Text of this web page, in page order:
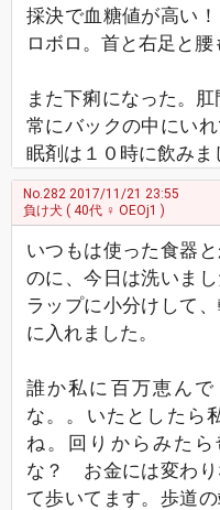
採決で血糖値が高い
ロボロ。首と右足と腰
また下痢になった。
常にバックの中にい
眠剤は１０時に飲みま
No.282 2017/11/21 23:55
負け犬 ( 40代 ♀ OEOj1 )
いつもは使った食器
のに、今日は洗いま
ラップに小分けして
に入れました。
誰か私に百万恵ん
な。。いたとしたら
ね。回りからみた
な？ お金には変わり
て歩いてます。歩道